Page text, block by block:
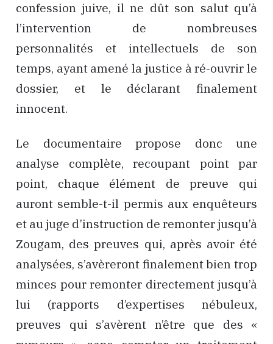
confession juive, il ne dût son salut qu’à
l’intervention de nombreuses
personnalités et intellectuels de son
temps, ayant amené la justice à ré-ouvrir le
dossier, et le déclarant finalement
innocent.
Le documentaire propose donc une
analyse complète, recoupant point par
point, chaque élément de preuve qui
auront semble-t-il permis aux enquêteurs
et au juge d’instruction de remonter jusqu’à
Zougam, des preuves qui, après avoir été
analysées, s’avèreront finalement bien trop
minces pour remonter directement jusqu’à
lui (rapports d’expertises nébuleux,
preuves qui s’avèrent n’être que des «